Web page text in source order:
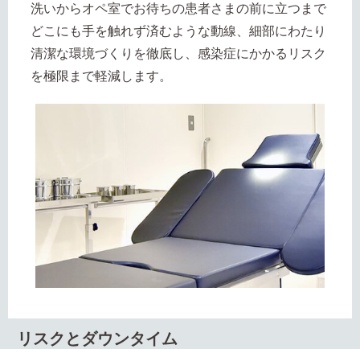
洗いからオペ室でお待ちの患者さまの前に立つまで
どこにも手を触れず済むような動線、細部にわたり
清潔な環境づくりを徹底し、感染症にかかるリスク
を極限まで軽減します。
リスクとダウンタイム